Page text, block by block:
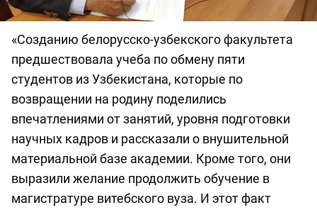
«Созданию белорусско-узбекского факультета
предшествовала учеба по обмену пяти
студентов из Узбекистана, которые по
возвращении на родину поделились
впечатлениями от занятий, уровня подготовки
научных кадров и рассказали о внушительной
материальной базе академии. Кроме того, они
выразили желание продолжить обучение в
магистратуре витебского вуза. И этот факт